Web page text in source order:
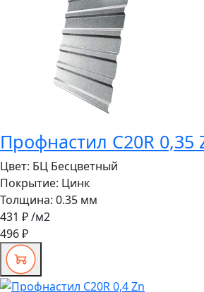
Профнастил C20R 0,35
Цвет: БЦ Бесцветный
Покрытие: Цинк
Толщина: 0.35 мм
431 ₽/м2
496 ₽